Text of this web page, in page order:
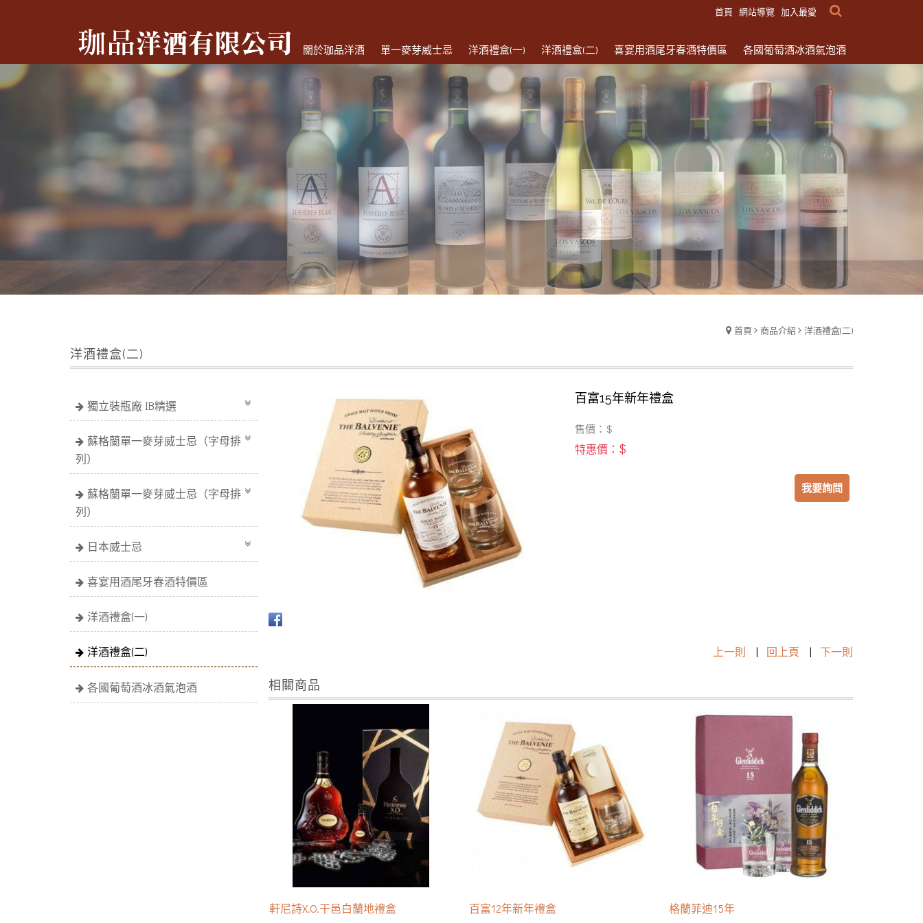
首頁 網站導覽 加入最愛
關於珈品洋酒 單一麥芽威士忌 洋酒禮盒(一) 洋酒禮盒(二) 喜宴用酒尾牙春酒特價區 各國葡萄酒冰酒氣泡酒
首頁 商品介紹 洋酒禮盒(二)
洋酒禮盒(二)
獨立裝瓶廠 IB精選
蘇格蘭單一麥芽威士忌（字母排
列）
蘇格蘭單一麥芽威士忌（字母排
列）
日本威士忌
喜宴用酒尾牙春酒特價區
洋酒禮盒(一)
洋酒禮盒(二)
各國葡萄酒冰酒氣泡酒
百富15年新年禮盒
售價：$
特惠價： $
我要詢問
上一則 | 回上頁 | 下一則
相關商品
軒尼詩X.O.干邑白蘭地禮盒 百富12年新年禮盒 格蘭菲迪15年